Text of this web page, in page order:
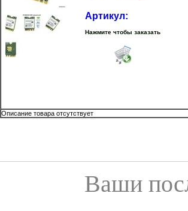
Артикул:
Нажмите чтобы заказать
Описание товара отсутствует
Ваши